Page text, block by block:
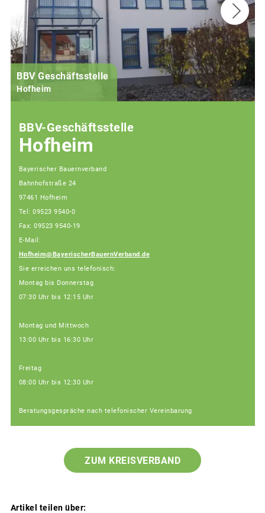
BBV Geschäftsstelle
Hofheim
BBV-Geschäftsstelle
Hofheim
Bayerischer Bauernverband
Bahnhofstraße 24
97461 Hofheim
Tel: 09523 9540-0
Fax: 09523 9540-19
E-Mail:
Hofheim@BayerischerBauernVerband.de
Sie erreichen uns telefonisch:
Montag bis Donnerstag
07:30 Uhr bis 12:15 Uhr
Montag und Mittwoch
13:00 Uhr bis 16:30 Uhr
Freitag
08:00 Uhr bis 12:30 Uhr
Beratungsgespräche nach telefonischer Vereinbarung
ZUM KREISVERBAND
Artikel teilen über: